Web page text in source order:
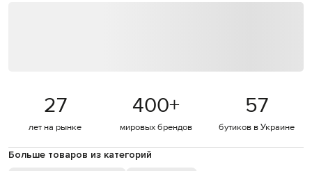
27
лет на рынке
400+
мировых брендов
57
бутиков в Украине
Больше товаров из категорий